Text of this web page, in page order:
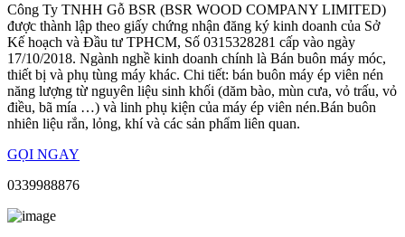
Công Ty TNHH Gỗ BSR (BSR WOOD COMPANY LIMITED)
được thành lập theo giấy chứng nhận đăng ký kinh doanh của Sở
Kế hoạch và Đầu tư TPHCM, Số 0315328281 cấp vào ngày
17/10/2018. Ngành nghề kinh doanh chính là Bán buôn máy móc,
thiết bị và phụ tùng máy khác. Chi tiết: bán buôn máy ép viên nén
năng lượng từ nguyên liệu sinh khối (dăm bào, mùn cưa, vỏ trấu, vỏ
điều, bã mía …) và linh phụ kiện của máy ép viên nén.Bán buôn
nhiên liệu rắn, lỏng, khí và các sản phẩm liên quan.
GỌI NGAY
0339988876